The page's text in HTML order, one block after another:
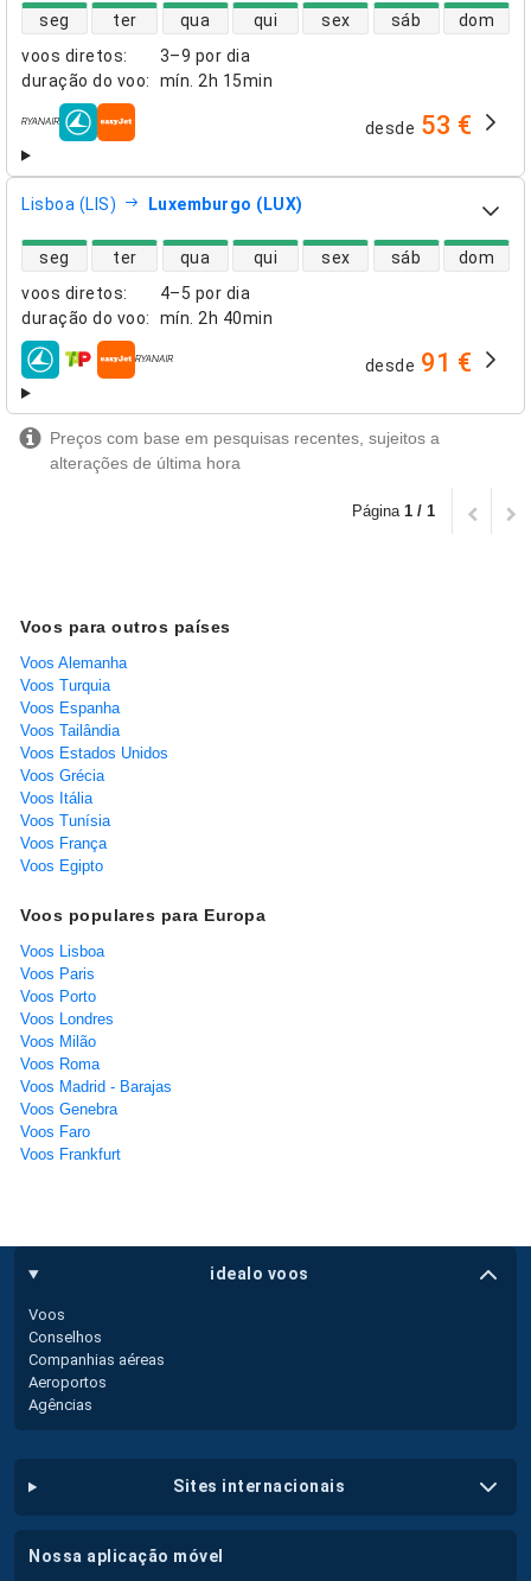
voos diretos:
3–9 por dia
duração do voo: mín. 2h 15min
disponibilidade de voos diretos
seg ter qua qui sex sáb dom
companhias aéreas desde 53 €
Lisboa (LIS) Luxemburgo (LUX)
voos diretos:
4–5 por dia
duração do voo: mín. 2h 40min
disponibilidade de voos diretos
seg ter qua qui sex sáb dom
companhias aéreas desde 91 €
Preços com base em pesquisas recentes, sujeitos a
alterações de última hora
Página 1 / 1
Voos para outros países
Voos Alemanha
Voos Turquia
Voos Espanha
Voos Tailândia
Voos Estados Unidos
Voos Grécia
Voos Itália
Voos Tunísia
Voos França
Voos Egipto
Voos populares para Europa
Voos Lisboa
Voos Paris
Voos Porto
Voos Londres
Voos Milão
Voos Roma
Voos Madrid - Barajas
Voos Genebra
Voos Faro
Voos Frankfurt
idealo voos
Voos
Conselhos
Companhias aéreas
Aeroportos
Agências
sites internacionais
nossa aplicação móvel